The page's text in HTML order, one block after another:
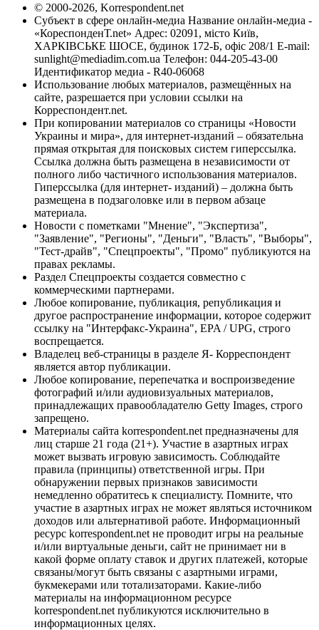
© 2000-2026, Korrespondent.net
Субъект в сфере онлайн-медиа Название онлайн-медиа -
«КореспонденТ.net» Адрес: 02091, місто Київ,
ХАРКІВСЬКЕ ШОСЕ, будинок 172-Б, офіс 208/1 E-mail:
sunlight@mediadim.com.ua Телефон: 044-205-43-00
Идентификатор медиа - R40-06068
Использование любых материалов, размещённых на
сайте, разрешается при условии ссылки на
Корреспондент.net.
При копировании материалов со страницы «Новости
Украины и мира», для интернет-изданий – обязательна
прямая открытая для поисковых систем гиперссылка.
Ссылка должна быть размещена в независимости от
полного либо частичного использования материалов.
Гиперссылка (для интернет- изданий) – должна быть
размещена в подзаголовке или в первом абзаце
материала.
Новости с пометками "Мнение", "Экспертиза",
"Заявление", "Регионы", "Деньги", "Власть", "Выборы",
"Тест-драйв", "Спецпроекты", "Промо" публикуются на
правах рекламы.
Раздел Спецпроекты создается совместно с
коммерческими партнерами.
Любое копирование, публикация, републикация и
другое распространение информации, которое содержит
ссылку на "Интерфакс-Украина", EPA / UPG, строго
воспрещается.
Владелец веб-страницы в разделе Я- Корреспондент
является автор публикации.
Любое копирование, перепечатка и воспроизведение
фотографий и/или аудиовизуальных материалов,
принадлежащих правообладателю Getty Images, строго
запрещено.
Материалы сайта korrespondent.net предназначены для
лиц старше 21 года (21+). Участие в азартных играх
может вызвать игровую зависимость. Соблюдайте
правила (принципы) ответственной игры. При
обнаружении первых признаков зависимости
немедленно обратитесь к специалисту. Помните, что
участие в азартных играх не может являться источником
доходов или альтернативой работе. Информационный
ресурс korrespondent.net не проводит игры на реальные
и/или виртуальные деньги, сайт не принимает ни в
какой форме оплату ставок и других платежей, которые
связаны/могут быть связаны с азартными играми,
букмекерами или тотализаторами. Какие-либо
материалы на информационном ресурсе
korrespondent.net публикуются исключительно в
информационных целях.